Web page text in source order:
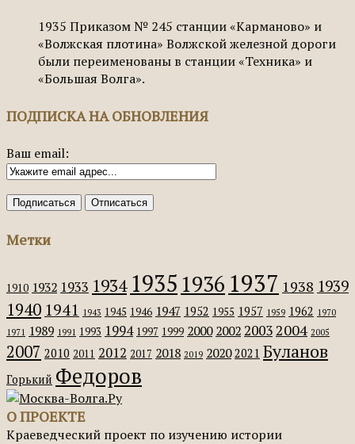
1935 Приказом № 245 станции «Карманово» и
«Волжская плотина» Волжской железной дороги
были переименованы в станции «Техника» и
«Большая Волга».
ПОДПИСКА НА ОБНОВЛЕНИЯ
Ваш email:
Метки
1910 1932 1933 1934 1935 1936 1937 1938 1939
1940 1941 1943 1945 1946 1947 1952 1955 1957 1959 1962 1970
1971 1989 1991 1993 1994 1997 1999 2000 2002 20032004 2005
2007 2010 2011 2012 2017 2018 2019 2020 2021 Буланов
Горький Федоров
О ПРОЕКТЕ
Краеведческий проект по изучению истории